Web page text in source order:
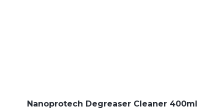
Nanoprotech Degreaser Cleaner 400ml